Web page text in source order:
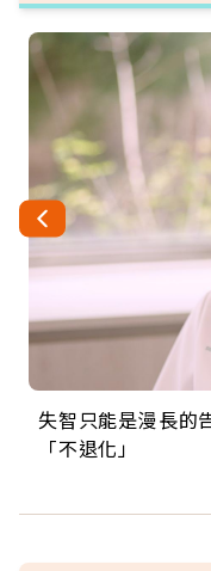
失智只能是漫長的
「不退化」
來自剛果的巧克力
的家，我連作夢都
63歲卸矽谷副總、
丑」走進安養院，
104歲打破金氏世
手，分享長壽的秘
事業巔峰他選擇追
巨蛋！連CNN都大